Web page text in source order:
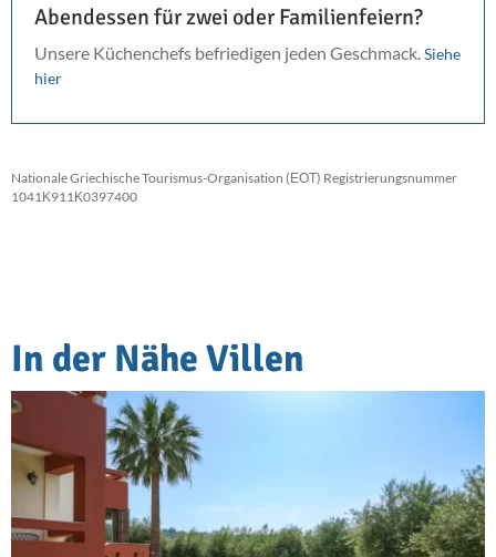
Abendessen für zwei oder Familienfeiern?
Unsere Küchenchefs befriedigen jeden Geschmack. Siehe
hier
Nationale Griechische Tourismus-Organisation (ΕΟΤ) Registrierungsnummer
1041Κ911Κ0397400
In der Nähe Villen